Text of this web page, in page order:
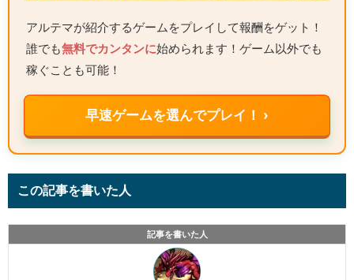
アルテマが紹介するゲームをプレイして報酬をゲット！
誰でも無料でカンタンに始められます！ゲーム以外でも
稼ぐことも可能！
早速ゲームを選んでプレイ！ ›
この記事を書いた人
記事を書いた人